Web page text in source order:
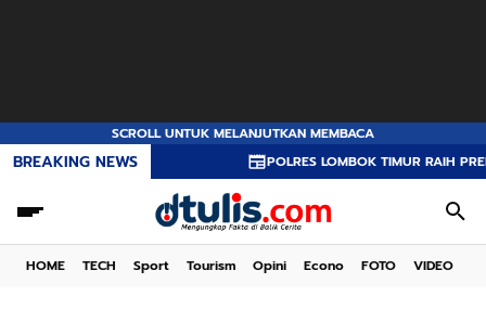
SCROLL UNTUK MELANJUTKAN MEMBACA
BREAKING NEWS POLRES LOMBOK TIMUR RAIH PREDIKAT A
HOME TECH Sport Tourism Opini Econo FOTO VIDEO